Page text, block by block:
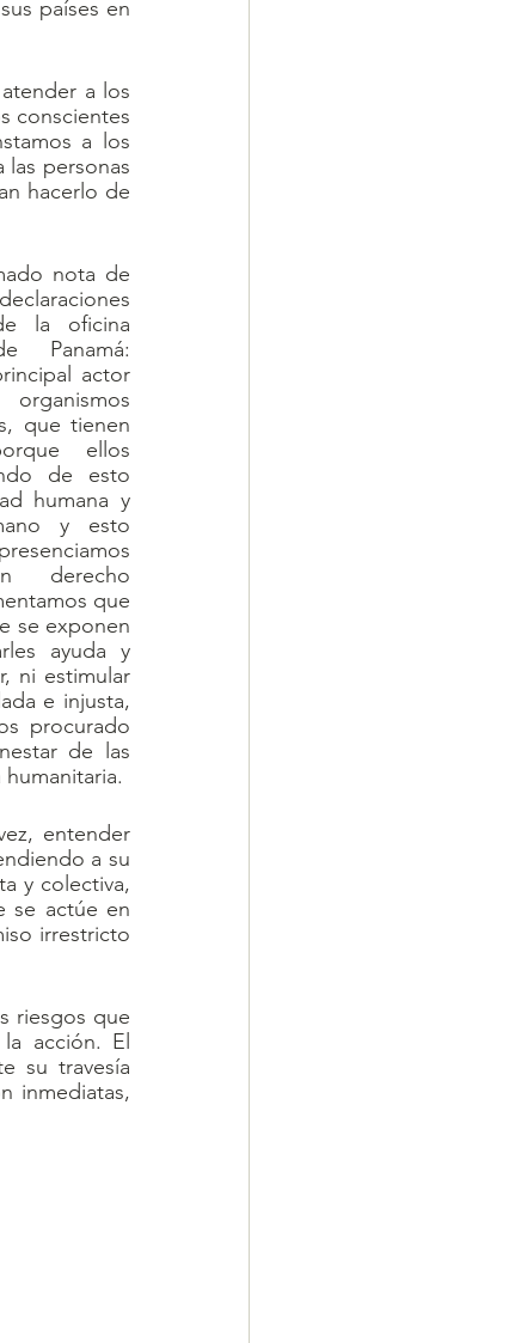
países en
a los
conscientes
a los
personas
hacerlo de
nota de
la oficina
Panamá:
actor
que tienen
ellos
de esto
humana y
y esto
que
se exponen
ayuda y
ni estimular
e injusta,
procurado
de las
entender
a su
y colectiva,
se actúe en
irrestricto
riesgos que
acción. El
su travesía
inmediatas,